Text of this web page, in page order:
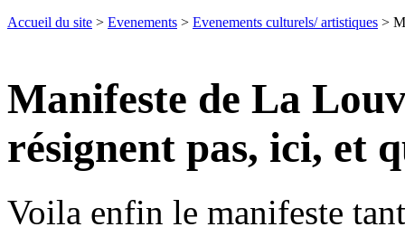
Accueil du site > Evenements > Evenements culturels/ artistiques >
Manifeste de La
résignent pas, ici, et
Voila enfin le manifeste